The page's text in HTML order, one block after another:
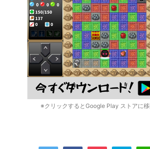
※クリックするとGoogle Play ストアに移